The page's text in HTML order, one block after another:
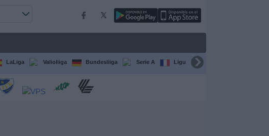
LaLiga Valioliiga Bundesliiga Serie A Ligue 1